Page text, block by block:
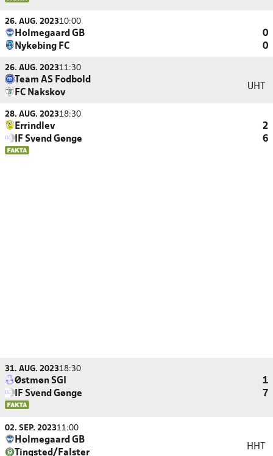
26. AUG. 202310:00
Holmegaard GB
0
Nykøbing FC
0
26. AUG. 202311:30
Team AS Fodbold
FC Nakskov
UHT
28. AUG. 202318:30
Errindlev
2
IF Svend Gønge
6
31. AUG. 202318:30
Østmøn SGI
1
IF Svend Gønge
7
02. SEP. 202311:00
Holmegaard GB
Tingsted/Falster
HHT